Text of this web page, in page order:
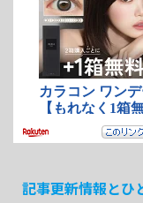
記事更新情報とひ